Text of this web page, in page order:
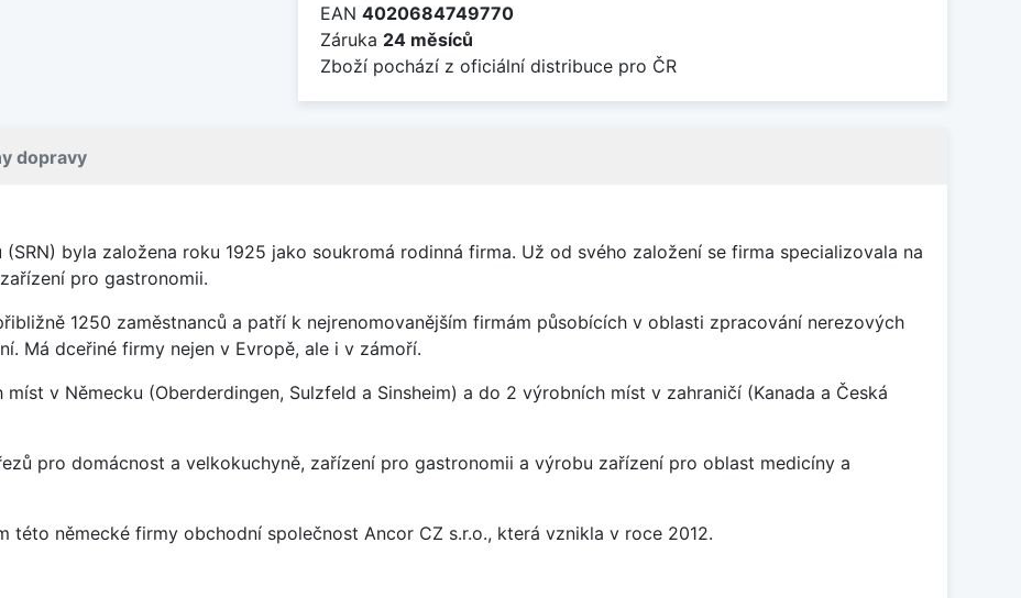
EAN 4020684749770
Záruka 24 měsíců
Zboží pochází z oficiální distribuce pro ČR
dopravy
(SRN) byla založena roku 1925 jako soukromá rodinná firma. Už od svého založení se firma specializovala na
pro gastronomii.
1250 zaměstnanců a patří k nejrenomovanějším firmám působících v oblasti zpracování nerezových
Má dceřiné firmy nejen v Evropě, ale i v zámoří.
v Německu (Oberderdingen, Sulzfeld a Sinsheim) a do 2 výrobních míst v zahraničí (Kanada a Česká
pro domácnost a velkokuchyně, zařízení pro gastronomii a výrobu zařízení pro oblast medicíny a
této německé firmy obchodní společnost Ancor CZ s.r.o., která vznikla v roce 2012.